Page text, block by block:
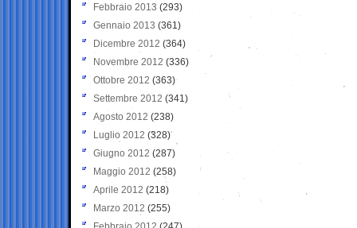
Febbraio 2013 (293)
Gennaio 2013 (361)
Dicembre 2012 (364)
Novembre 2012 (336)
Ottobre 2012 (363)
Settembre 2012 (341)
Agosto 2012 (238)
Luglio 2012 (328)
Giugno 2012 (287)
Maggio 2012 (258)
Aprile 2012 (218)
Marzo 2012 (255)